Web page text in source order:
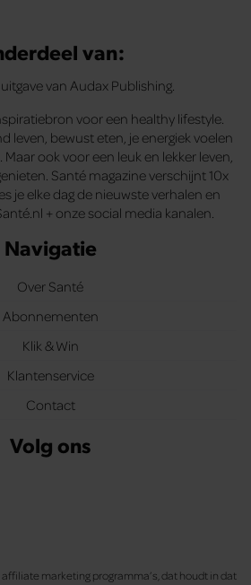
van:
van Audax Publishing.
voor een healthy lifestyle.
leven, bewust eten, je energiek voelen
Maar ook voor een leuk en lekker leven,
Santé magazine verschijnt 10x
je elke dag de nieuwste verhalen en
+ onze social media kanalen.
Navigatie
Over Santé
Abonnementen
Klik & Win
Klantenservice
Contact
Volg ons
marketing programma’s, dat houdt in dat